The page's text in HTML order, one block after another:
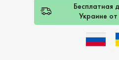
Бесплатная
Украине